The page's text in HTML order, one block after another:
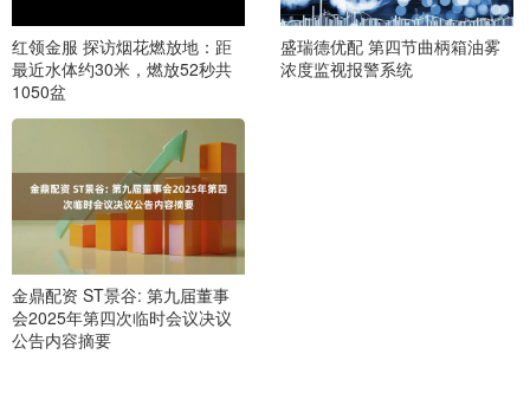
红领金服 探访烟花燃放地：距
最近水体约30米，燃放52秒共
1050盆
盛瑞德优配 第四节曲柄箱油雾
浓度监视报警系统
金鼎配资 ST景谷: 第九届董事
会2025年第四次临时会议决议
公告内容摘要